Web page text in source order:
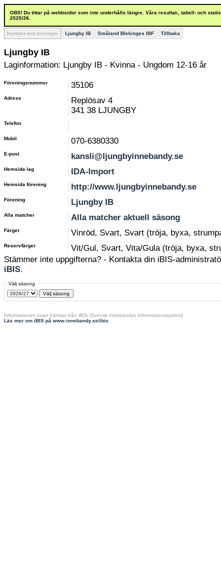
OBS! Du tittar på webbsidor som inte underhålls längre. Våra resultat-, tabell- och
2025/26.
Kontakt och tävlingar Ljungby IB Småland Blekinges IBF Tillbaka
Ljungby IB
Laginformation: Ljungby IB - Kvinna - Ungdom 12-16 år
Föreningsnummer 35106
Adress
Replösav 4
341 38 LJUNGBY
Telefon
Mobil 070-6380330
E-post kansli@ljungbyinnebandy.se
Hemsida lag IDA-Import
Hemsida förening http://www.ljungbyinnebandy.se
Förening Ljungby IB
Alla matcher Alla matcher aktuell säsong
Färger Vinröd, Svart, Svart (tröja, byxa,
Reservfärger
Vit/Gul, Svart, Vita/Gula (tröja, byxa,
Stämmer inte uppgifterna? - Kontakta din iBIS-
iBIS.
Välj säsong
Informationen ovan hämtas från iBIS (Svensk Innebandys Informationssystem)
Läs mer om iBIS på www.innebandy.se/ibis